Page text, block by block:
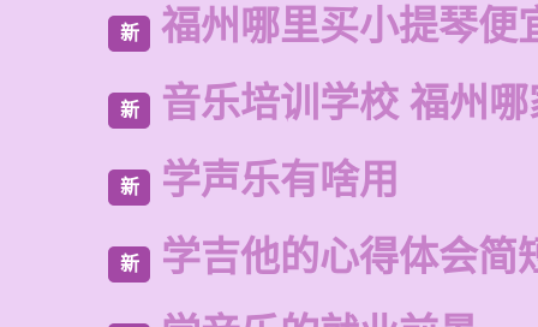
新 福州哪里买小提琴便
新 音乐培训学校 福州
新 学声乐有啥用
新 学吉他的心得体会简